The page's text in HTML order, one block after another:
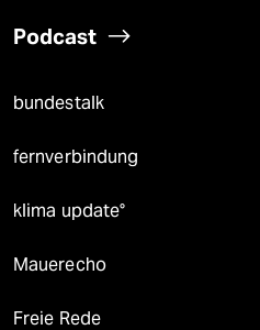
Podcast
bundestalk
fernverbindung
klima update°
Mauerecho
Freie Rede